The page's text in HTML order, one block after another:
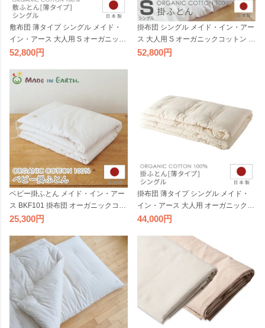
敷布団 薄タイプ シングル メイド・
イン・アース 大人用 S オーガニック
コットン 日本製 綿100％ 薄い コン
綿布団 敷き布団 国産【受注】
52,800
掛布団 シングル メイド・イン・アー
ス 大人用 S オーガニックコットン 日
本製 綿100％ 綿わた 掛ふとん 掛け
52,800
ベビー掛ふとん メイド・イン・アー
ス BKF101 掛布団 オーガニックコッ
トン 掛けふとん 掛け布団 赤ちゃん
国産【受注】
25,300
掛布団 薄タイプ シングル メイド・
イン・アース 大人用 オーガニックコ
ットン 日本製 綿100％ 薄掛け 薄手
け布団 綿布団 S 国産【受注】
44,000